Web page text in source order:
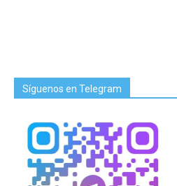
Síguenos en Telegram